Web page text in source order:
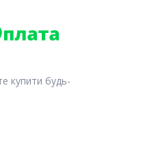
купити будь-